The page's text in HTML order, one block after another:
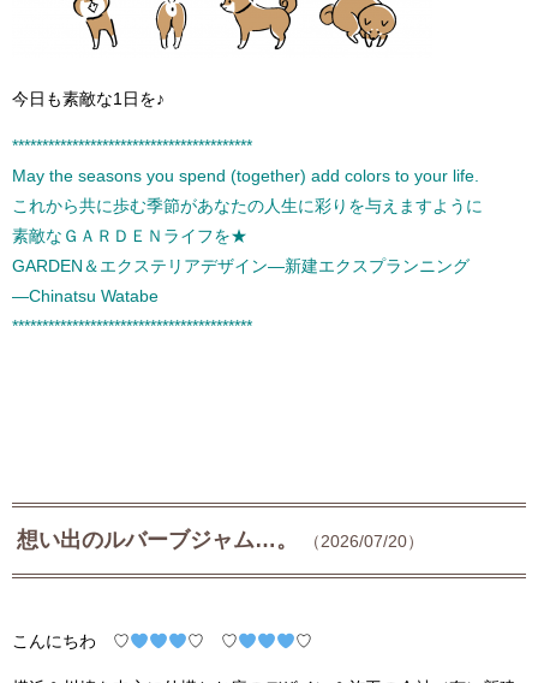
今日も素敵な1日を♪
****************************************
May the seasons you spend (together) add colors to your life.
これから共に歩む季節があなたの人生に彩りを与えますように
素敵なＧＡＲＤＥＮライフを★
GARDEN＆エクステリアデザイン―新建エクスプランニング
―Chinatsu Watabe
****************************************
想い出のルバーブジャム…。 （2026/07/20）
こんにちわ ♡ ♡ ♡ ♡